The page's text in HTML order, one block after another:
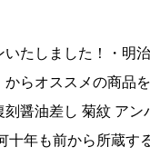
ん・アンバーの蓋
燕をあしらって
して毎年人気の「
いてころんとし
やはちみつ、シ
いたしました！・明
らオススメの商品
刻醤油差し 菊紋 アン
十年も前から所蔵す